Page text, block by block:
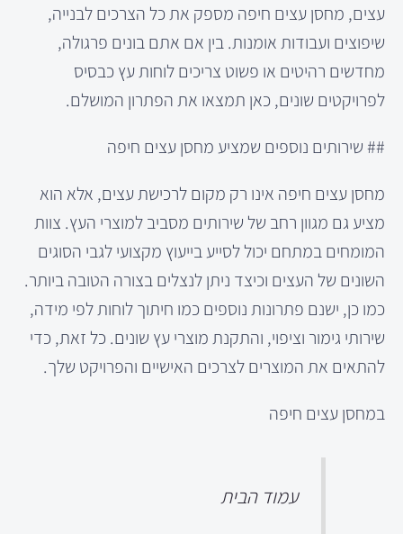
עצים, מחסן עצים חיפה מספק את כל הצרכים לבנייה,
שיפוצים ועבודות אומנות. בין אם אתם בונים פרגולה,
מחדשים רהיטים או פשוט צריכים לוחות עץ כבסיס
לפרויקטים שונים, כאן תמצאו את הפתרון המושלם.
## שירותים נוספים שמציע מחסן עצים חיפה
מחסן עצים חיפה אינו רק מקום לרכישת עצים, אלא הוא
מציע גם מגוון רחב של שירותים מסביב למוצרי העץ. צוות
המומחים במתחם יכול לסייע בייעוץ מקצועי לגבי הסוגים
השונים של העצים וכיצד ניתן לנצלים בצורה הטובה ביותר.
כמו כן, ישנם פתרונות נוספים כמו חיתוך לוחות לפי מידה,
שירותי גימור וציפוי, והתקנת מוצרי עץ שונים. כל זאת, כדי
להתאים את המוצרים לצרכים האישיים והפרויקט שלך.
במחסן עצים חיפה
עמוד הבית